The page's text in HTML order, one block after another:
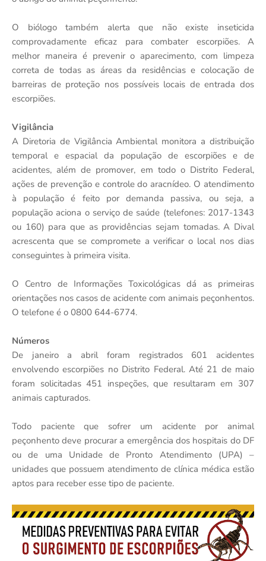
O biólogo também alerta que não existe inseticida
comprovadamente eficaz para combater escorpiões. A
melhor maneira é prevenir o aparecimento, com limpeza
correta de todas as áreas da residências e colocação de
barreiras de proteção nos possíveis locais de entrada dos
escorpiões.
Vigilância
A Diretoria de Vigilância Ambiental monitora a distribuição
temporal e espacial da população de escorpiões e de
acidentes, além de promover, em todo o Distrito Federal,
ações de prevenção e controle do aracnídeo. O atendimento
à população é feito por demanda passiva, ou seja, a
população aciona o serviço de saúde (telefones: 2017-1343
ou 160) para que as providências sejam tomadas. A Dival
acrescenta que se compromete a verificar o local nos dias
conseguintes à primeira visita.
O Centro de Informações Toxicológicas dá as primeiras
orientações nos casos de acidente com animais peçonhentos.
O telefone é o 0800 644-6774.
Números
De janeiro a abril foram registrados 601 acidentes
envolvendo escorpiões no Distrito Federal. Até 21 de maio
foram solicitadas 451 inspeções, que resultaram em 307
animais capturados.
Todo paciente que sofrer um acidente por animal
peçonhento deve procurar a emergência dos hospitais do DF
ou de uma Unidade de Pronto Atendimento (UPA) –
unidades que possuem atendimento de clínica médica estão
aptos para receber esse tipo de paciente.